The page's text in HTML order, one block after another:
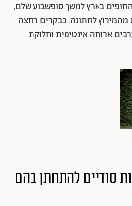
בארץ למשך סופשבוע שלם,
לחתונה. בבקרים רחצה
ארוחה אינטימית וחלוקת
סודיים להתחתן בהם